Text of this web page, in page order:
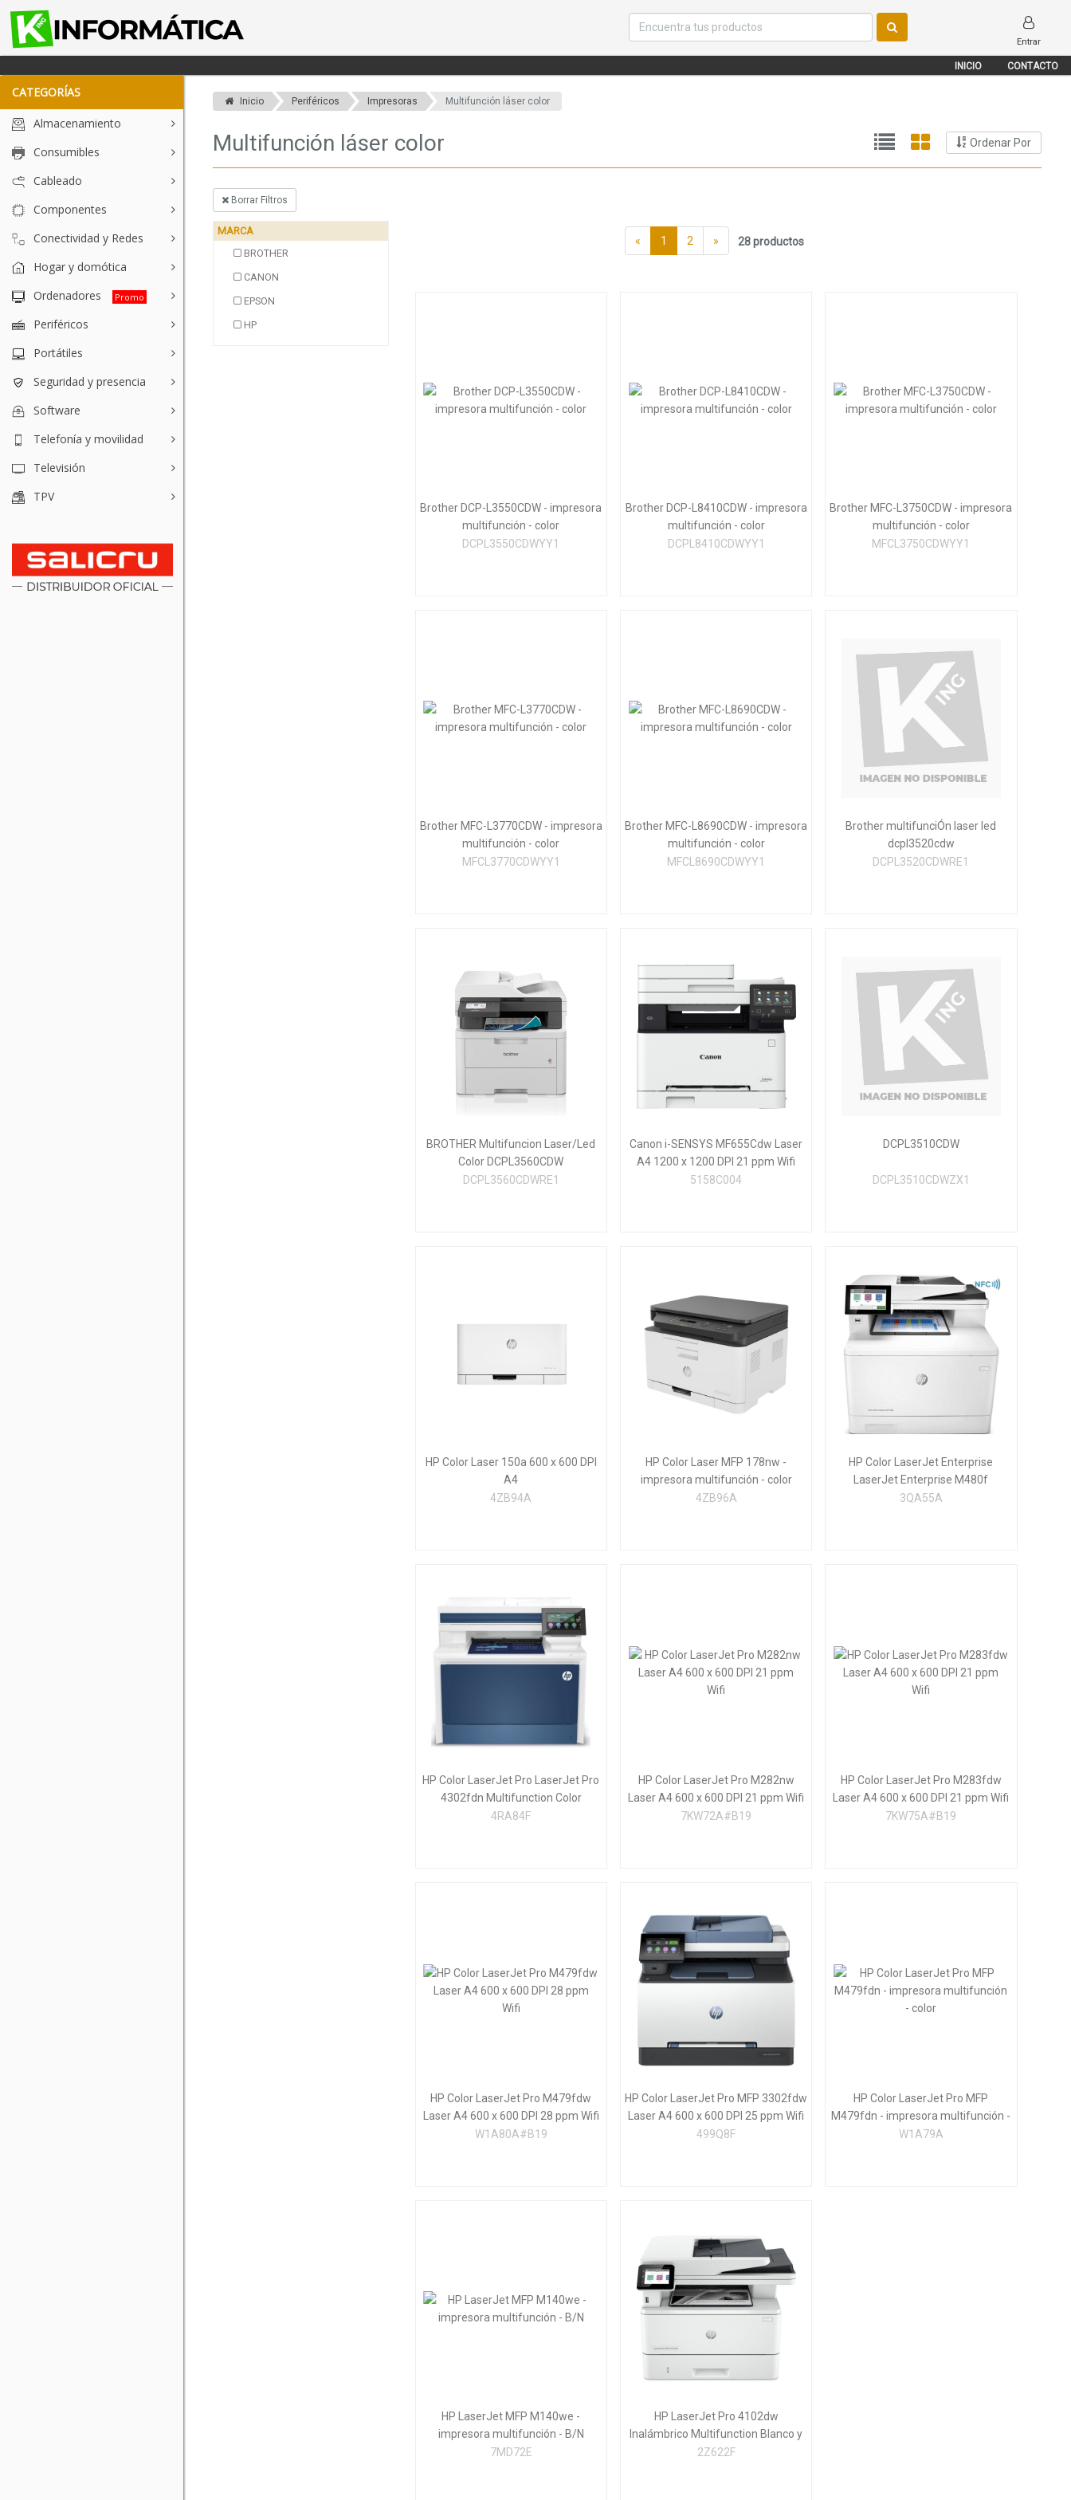
Entrar
INICIO CONTACTO
CATEGORÍAS
Almacenamiento
Consumibles
Cableado
Componentes
Conectividad y Redes
Hogar y domótica
Ordenadores
Promo
Periféricos
Portátiles
Seguridad y presencia
Software
Telefonía y movilidad
Televisión
TPV
Inicio Periféricos Impresoras Multifunción láser color
Multifunción láser color Ordenar Por
Borrar Filtros
MARCA
BROTHER
CANON
EPSON
HP
« 1 2 » 28 productos
Brother DCP-L3550CDW - impresora
multifunción - color
DCPL3550CDWYY1
Brother DCP-L8410CDW - impresora
multifunción - color
DCPL8410CDWYY1
Brother MFC-L3750CDW - impresora
multifunción - color
MFCL3750CDWYY1
Brother MFC-L3770CDW - impresora
multifunción - color
MFCL3770CDWYY1
Brother MFC-L8690CDW - impresora
multifunción - color
MFCL8690CDWYY1
Brother multifunciÓn laser led
dcpl3520cdw
DCPL3520CDWRE1
BROTHER Multifuncion Laser/Led
Color DCPL3560CDW
DCPL3560CDWRE1
Canon i-SENSYS MF655Cdw Laser
A4 1200 x 1200 DPI 21 ppm Wifi
5158C004
DCPL3510CDW
DCPL3510CDWZX1
HP Color Laser 150a 600 x 600 DPI
A4
4ZB94A
HP Color Laser MFP 178nw -
impresora multifunción - color
4ZB96A
HP Color LaserJet Enterprise
LaserJet Enterprise M480f
Multifunction Color Impresora, Solo
3QA55A
HP Color LaserJet Pro LaserJet Pro
4302fdn Multifunction Color
Impresora, Solo Ethernet;
4RA84F
HP Color LaserJet Pro M282nw
Laser A4 600 x 600 DPI 21 ppm Wifi
7KW72A#B19
HP Color LaserJet Pro M283fdw
Laser A4 600 x 600 DPI 21 ppm Wifi
7KW75A#B19
HP Color LaserJet Pro M479fdw
Laser A4 600 x 600 DPI 28 ppm Wifi
W1A80A#B19
HP Color LaserJet Pro MFP 3302fdw
Laser A4 600 x 600 DPI 25 ppm Wifi
499Q8F
HP Color LaserJet Pro MFP
M479fdn - impresora multifunción -
color
W1A79A
HP LaserJet MFP M140we -
impresora multifunción - B/N
7MD72E
HP LaserJet Pro 4102dw
Inalámbrico Multifunction Blanco y
negro Impresora, Fotocopiadora,
2Z622F